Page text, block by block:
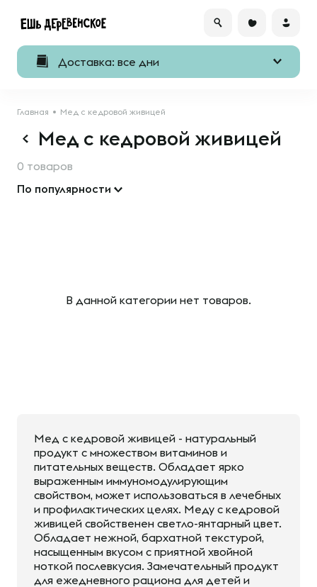
Доставка: все дни
Главная Мед с кедровой живицей
Мед с кедровой живицей
0 товаров
По популярности
В данной категории нет товаров.
Мед с кедровой живицей - натуральный
продукт с множеством витаминов и
питательных веществ. Обладает ярко
выраженным иммуномодулирующим
свойством, может использоваться в лечебных
и профилактических целях. Меду с кедровой
живицей свойственен светло-янтарный цвет.
Обладает нежной, бархатной текстурой,
насыщенным вкусом с приятной хвойной
ноткой послевкусия. Замечательный продукт
для ежедневного рациона для детей и